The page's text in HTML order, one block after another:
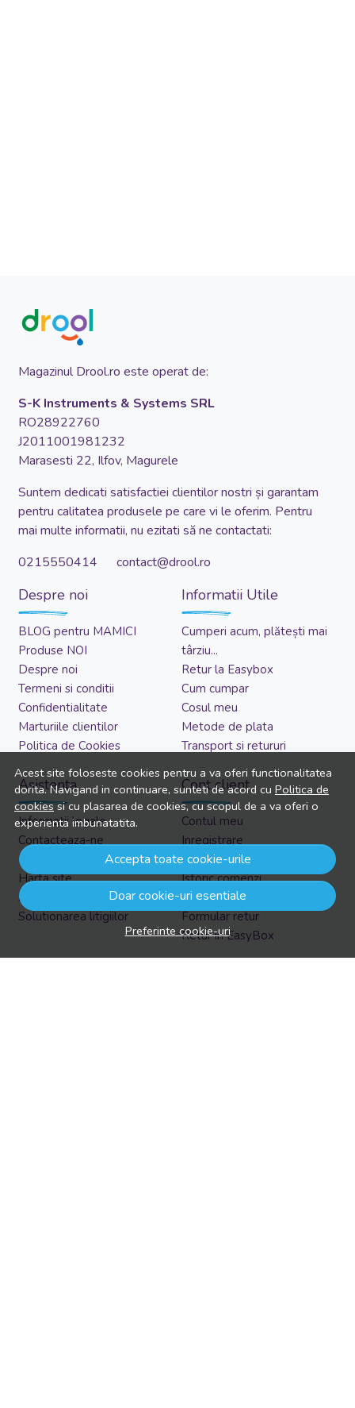
Acest site foloseste cookies pentru a va oferi functionalitatea
dorita. Navigand in continuare, sunteti de acord cu Politica de
cookiessi cu plasarea de cookies, cu scopul de a va oferi o
experienta imbunatatita.
Accepta toate cookie-urile
Doar cookie-uri esentiale
Preferinte cookie-uri
Magazinul Drool.ro este operat de:
S-K Instruments & Systems SRL
RO28922760
J2011001981232
Marasesti 22, Ilfov, Magurele
Suntem dedicati satisfactiei clientilor nostri și garantam
pentru calitatea produsele pe care vi le oferim. Pentru
mai multe informatii, nu ezitati să ne contactati:
0215550414 contact@drool.ro
Despre noi
BLOG pentru MAMICI
Produse NOI
Despre noi
Termeni si conditii
Confidentialitate
Marturiile clientilor
Politica de Cookies
Informatii Utile
Cumperi acum, plătești mai
târziu...
Retur la Easybox
Cum cumpar
Cosul meu
Metode de plata
Transport si retururi
Asistenta
Informatii legale
Contacteaza-ne
Intrebari frecvente
Harta site
ANPC
Solutionarea litigiilor
Cont client
Contul meu
Inregistrare
Recuperare parola
Istoric comenzi
Produse favorite
Formular retur
Retur in EasyBox